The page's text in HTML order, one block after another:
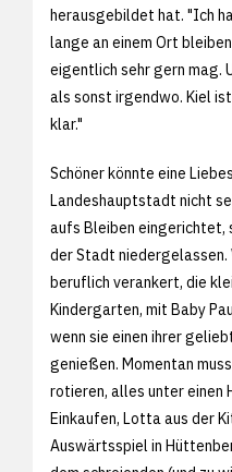
herausgebildet hat. "Ich
lange an einem Ort
eigentlich sehr gern mag.
als sonst irgendwo. Kiel
klar."
Schöner könnte eine
Landeshauptstadt nicht
aufs Bleiben eingerichtet,
der Stadt niedergelassen.
beruflich verankert, die
Kindergarten, mit Baby
wenn sie einen ihrer
genießen. Momentan
rotieren, alles unter einen
Einkaufen, Lotta aus der
Auswärtsspiel in